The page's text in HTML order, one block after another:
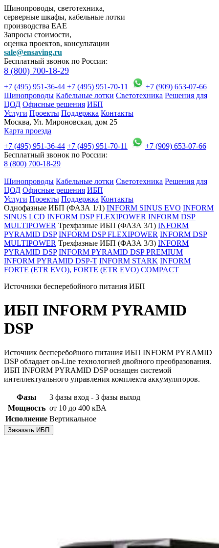
Шинопроводы, светотехника,
серверные шкафы, кабельные лотки
производства EAE
Запросы стоимости,
оценка проектов, консультации
sale@ensaving.ru
Бесплатный звонок по России:
8 (800) 700-18-29
+7 (495) 951-36-44 +7 (495) 951-70-11
+7 (909) 653-07-66
Шинопроводы Кабельные лотки Светотехника Решения для
ЦОД Офисные решения ИБП
Услуги Проекты Поддержка Контакты
Москва, Ул. Мироновская, дом 25
Карта проезда
+7 (495) 951-36-44 +7 (495) 951-70-11
+7 (909) 653-07-66
Бесплатный звонок по России:
8 (800) 700-18-29
Шинопроводы Кабельные лотки Светотехника Решения для
ЦОД Офисные решения ИБП
Услуги Проекты Поддержка Контакты
Однофазные ИБП (ФАЗА 1/1) INFORM SINUS EVO INFORM
SINUS LCD INFORM DSP FLEXIPOWER INFORM DSP
MULTIPOWER Трехфазные ИБП (ФАЗА 3/1) INFORM
PYRAMID DSP INFORM DSP FLEXIPOWER INFORM DSP
MULTIPOWER Трехфазные ИБП (ФАЗА 3/3) INFORM
PYRAMID DSP INFORM PYRAMID DSP PREMIUM
INFORM PYRAMID DSP-T INFORM STARK INFORM
FORTE (ETR EVO), FORTE (ETR EVO) COMPACT
Источники бесперебойного питания ИБП
ИБП INFORM PYRAMID
DSP
Источник бесперебойного питания ИБП INFORM PYRAMID
DSP обладает on-Line технологией двойного преобразования.
ИБП INFORM PYRAMID DSP оснащен системой
интеллектуального управления комплекта аккумуляторов.
Фазы
3 фазы вход - 3 фазы выход
Мощность от 10 до 400 кВА
Исполнение Вертикальное
Заказать ИБП